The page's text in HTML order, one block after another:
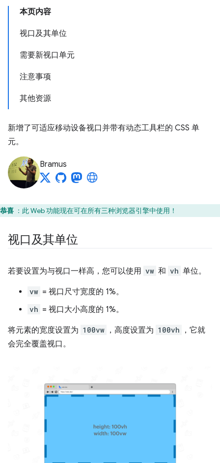
本页内容
视口及其单位
需要新视口单元
注意事项
其他资源
新增了可适应移动设备视口并带有动态工具栏的 CSS 单
元。
Bramus
恭喜 ：此 Web 功能现在可在所有三种浏览器引擎中使用！
视口及其单位
若要设置为与视口一样高，您可以使用 vw 和 vh 单位。
vw = 视口尺寸宽度的 1%。
vh = 视口大小高度的 1%。
将元素的宽度设置为 100vw ，高度设置为 100vh
，它就
会完全覆盖视口。